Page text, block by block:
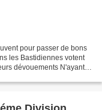
pour passer de bons
les Bastidiennes votent
dévouements N'ayant